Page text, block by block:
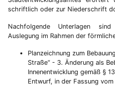
schriftlich oder zur Niederschrift
Nachfolgende Unterlagen
Auslegung im Rahmen der
Planzeichnung zum
Straße“ - 3. Änderung als
Innenentwicklung gemäß §
Entwurf, in der Fassung